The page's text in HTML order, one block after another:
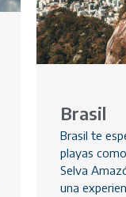
Brasil
Brasil te
playas
Selva
una